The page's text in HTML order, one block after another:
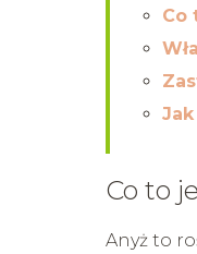
Co
Co to
Anyż to